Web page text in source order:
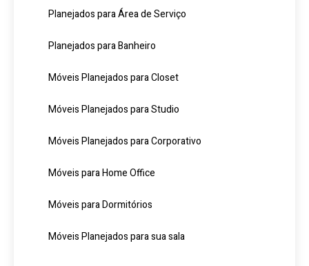
Planejados para Área de Serviço
Planejados para Banheiro
Móveis Planejados para Closet
Móveis Planejados para Studio
Móveis Planejados para Corporativo
Móveis para Home Office
Móveis para Dormitórios
Móveis Planejados para sua sala